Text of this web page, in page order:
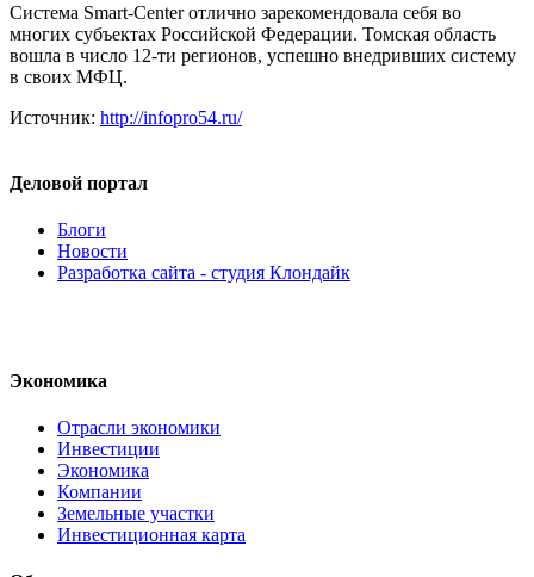
Система Smart-Center отлично зарекомендовала себя во
многих субъектах Российской Федерации. Томская область
вошла в число 12-ти регионов, успешно внедривших систему
в своих МФЦ.
Источник: http://infopro54.ru/
Деловой портал
Блоги
Новости
Разработка сайта - студия Клондайк
Экономика
Отрасли экономики
Инвестиции
Экономика
Компании
Земельные участки
Инвестиционная карта